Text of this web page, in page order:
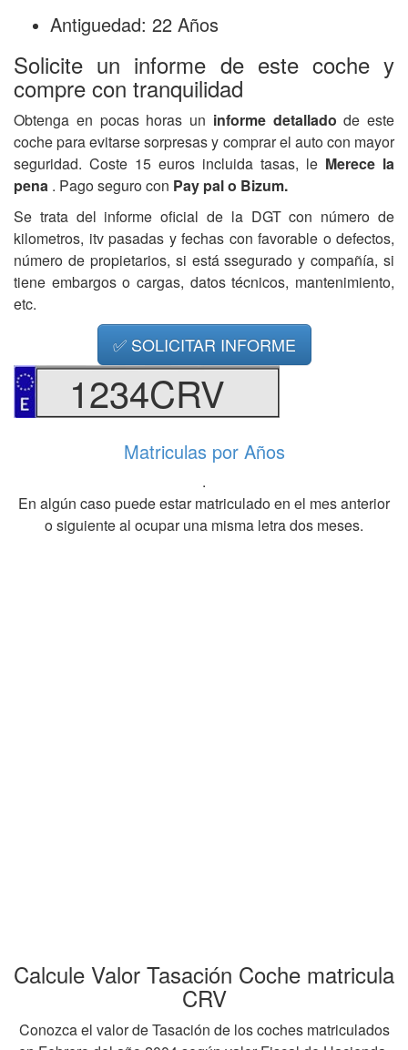
Antiguedad: 22 Años
Solicite un informe de este coche y
compre con tranquilidad
Obtenga en pocas horas un informe detalladode este
coche para evitarse sorpresas y comprar el auto con mayor
seguridad. Coste 15 euros incluida tasas, le Merece la
pena . Pago seguro con Pay pal o Bizum.
Se trata del informe oficial de la DGT con número de
kilometros, itv pasadas y fechas con favorable o defectos,
número de propietarios, si está ssegurado y compañía, si
tiene embargos o cargas, datos técnicos, mantenimiento,
etc.
✅ SOLICITAR INFORME
1234CRV
Matriculas por Años
.
En algún caso puede estar matriculado en el mes anterior
o siguiente al ocupar una misma letra dos meses.
Calcule Valor Tasación Coche matricula
CRV
Conozca el valor de Tasación de los coches matriculados